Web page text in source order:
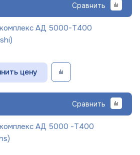
Сравнить
АД 5000-Т400
цену
Сравнить
АД 5000 -Т400